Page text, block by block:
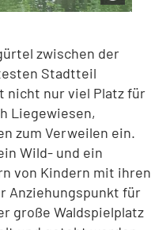
zwischen der
Stadtteil
nicht nur viel Platz für
Liegewiesen,
zum Verweilen ein.
Wild- und ein
von Kindern mit ihren
Anziehungspunkt für
große Waldspielplatz